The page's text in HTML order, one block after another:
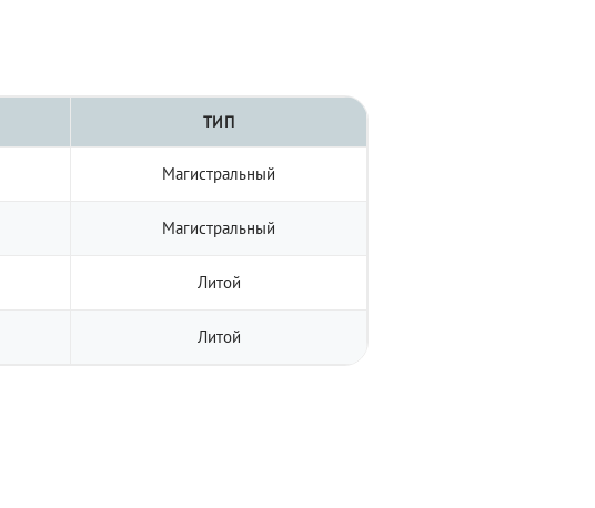
ТИП
Магистральный
Магистральный
Литой
Литой